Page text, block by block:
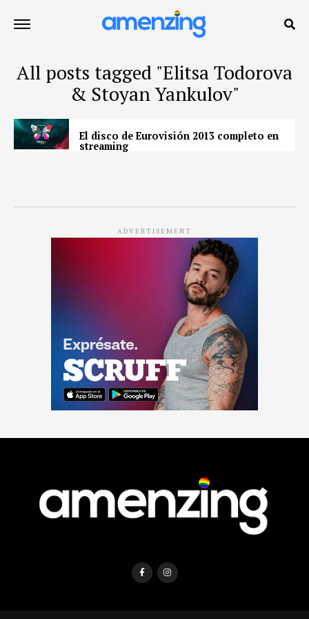
All posts tagged "Elitsa Todorova
& Stoyan Yankulov"
El disco de Eurovisión 2013 completo en
streaming
ADVERTISEMENT